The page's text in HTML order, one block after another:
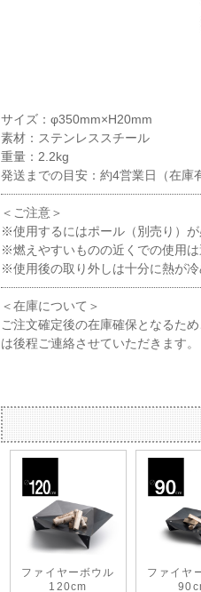
サイズ：φ350mm×H20mm
素材：ステンレススチール
重量：2.2kg
発送までの目安：約4営業日（在庫
＜ご注意＞
※使用するにはポール（別売り）が
※燃えやすいものの近くでの使用は
※使用後の取り外しは十分に熱が冷
＜在庫について＞
ご注文確定後の在庫確保となるた
は後程ご連絡させていただきます。
ファイヤーボウル
120cm
ファイヤ